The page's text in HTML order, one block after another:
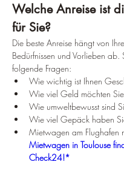
Welche Anreise ist
für Sie?
Die beste Anreise hängt von
Bedürfnissen und Vorlieben ab.
folgende Fragen:
Wie wichtig ist Ihnen
Wie viel Geld möchten
Wie umweltbewusst sind
Wie viel Gepäck haben
Mietwagen am Flughafen
Mietwagen in Toulouse
Check24!*